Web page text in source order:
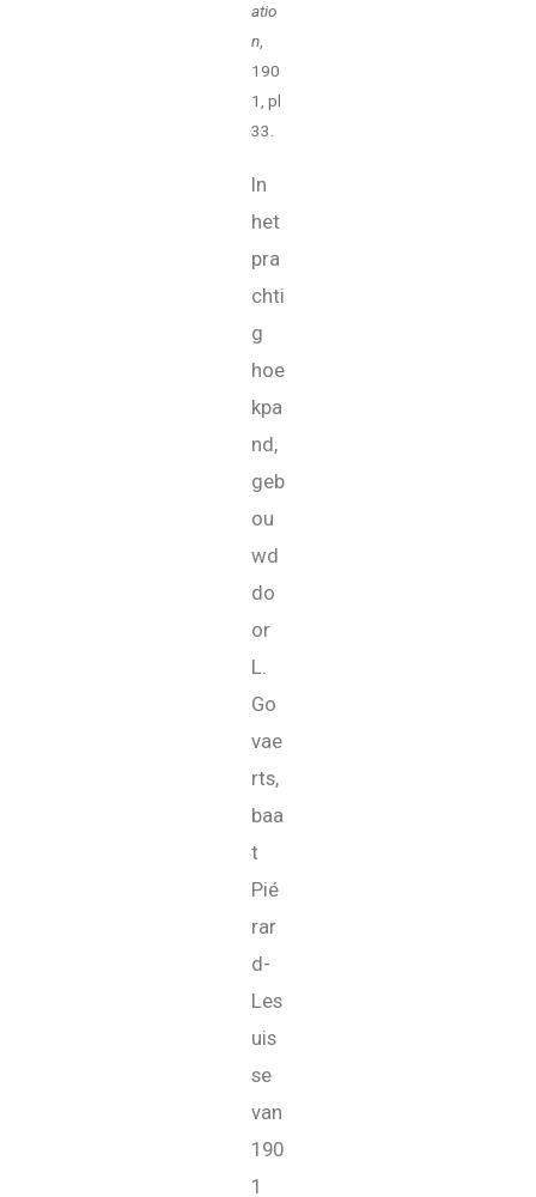
atio
n,
190
1, pl
33.
In
het
pra
chti
g
hoe
kpa
nd,
geb
ou
wd
do
or
L.
Go
vae
rts,
baa
t
Pié
rar
d-
Les
uis
se
van
190
1